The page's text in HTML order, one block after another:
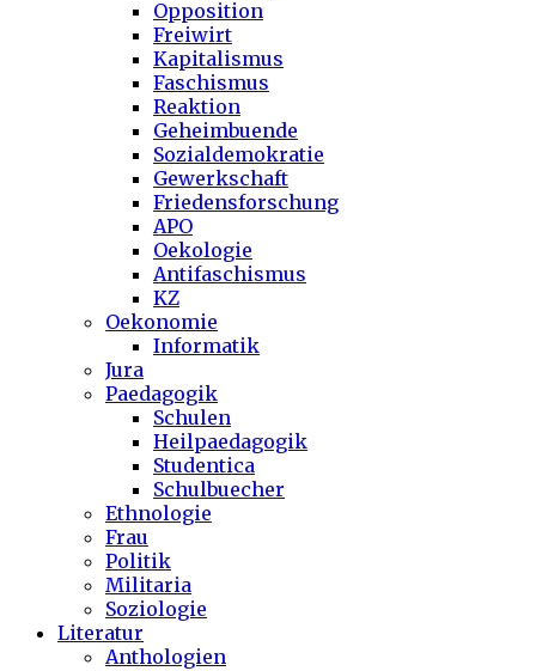
Opposition
Freiwirt
Kapitalismus
Faschismus
Reaktion
Geheimbuende
Sozialdemokratie
Gewerkschaft
Friedensforschung
APO
Oekologie
Antifaschismus
KZ
Oekonomie
Informatik
Jura
Paedagogik
Schulen
Heilpaedagogik
Studentica
Schulbuecher
Ethnologie
Frau
Politik
Militaria
Soziologie
Literatur
Anthologien